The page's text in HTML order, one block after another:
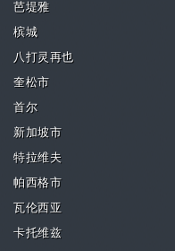
芭堤雅
槟城
八打灵再也
奎松市
首尔
新加坡市
特拉维夫
帕西格市
瓦伦西亚
卡托维兹